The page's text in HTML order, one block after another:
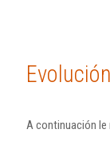
A continuación le